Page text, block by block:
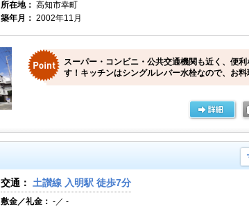
所在地： 高知市幸町
築年月： 2002年11月
スーパー・コンビニ・公共交通機関も近く、便利
す！キッチンはシングルレバー水栓なので、お料
交通： 土讃線 入明駅 徒歩7分
敷金／礼金： -／ -